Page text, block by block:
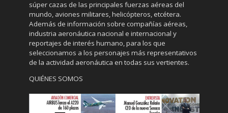
súper cazas de las principales fuerzas aéreas del
mundo, aviones militares, helicópteros, etcétera.
Además de información sobre compañías aéreas,
industria aeronáutica nacional e internacional y
reportajes de interés humano, para los que
seleccionamos a los personajes más representativos
de la actividad aeronáutica en todas sus vertientes.
QUIÉNES SOMOS